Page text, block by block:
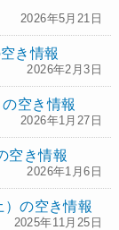
2026年5月21日
き情報
2026年2月3日
空き情報
2026年1月27日
空き情報
2026年1月6日
）の空き情報
2025年11月25日